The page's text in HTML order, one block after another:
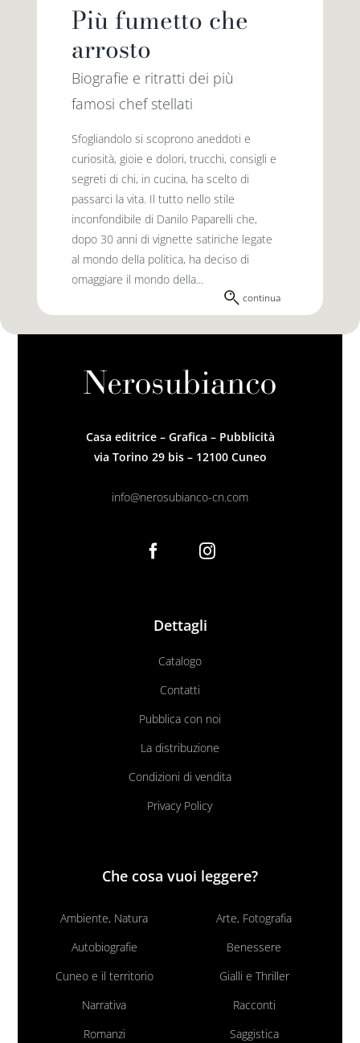
Più fumetto che
arrosto
Biografie e ritratti dei più
famosi chef stellati
Sfogliandolo si scoprono aneddoti e
curiosità, gioie e dolori, trucchi, consigli e
segreti di chi, in cucina, ha scelto di
passarci la vita. Il tutto nello stile
inconfon­dibile di Danilo Paparelli che,
dopo 30 anni di vignette satiriche legate
al mondo della politica, ha deciso di
omaggiare il mondo della...
continua
Casa editrice – Grafica – Pubblicità
via Torino 29 bis – 12100 Cuneo
info@nerosubianco-cn.com
Dettagli
Catalogo
Contatti
Pubblica con noi
La distribuzione
Condizioni di vendita
Privacy Policy
Che cosa vuoi leggere?
Ambiente, Natura
Arte, Fotografia
Autobiografie
Benessere
Cuneo e il territorio
Gialli e Thriller
Narrativa
Racconti
Romanzi
Saggistica